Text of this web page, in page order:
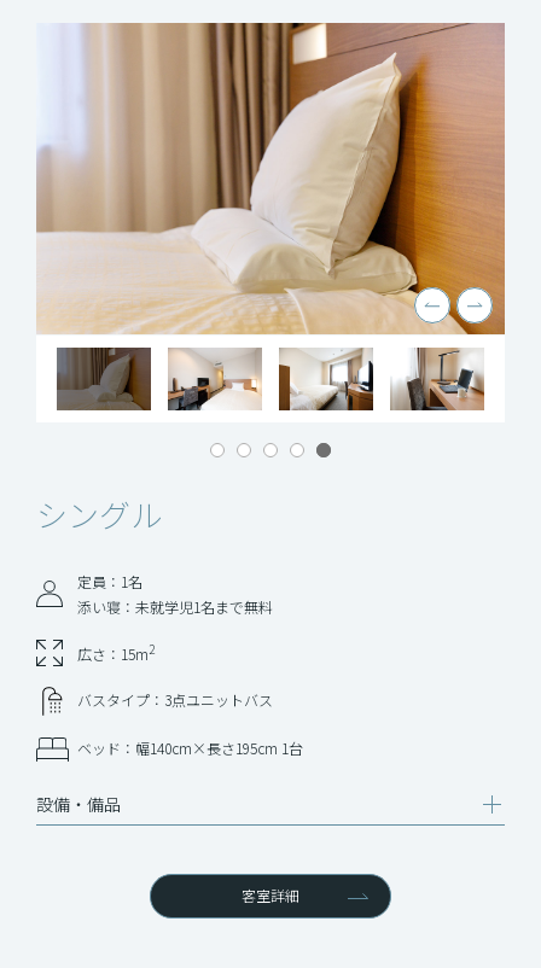
シングル
定員：1名
添い寝：未就学児1名まで無料
広さ：15m2
バスタイプ：3点ユニットバス
ベッド：幅140cm×長さ195cm 1台
設備‧備品
客室詳細